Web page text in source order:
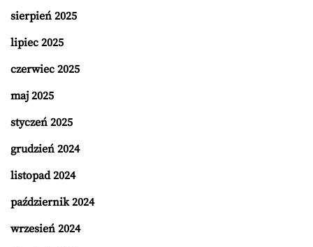
sierpień 2025
lipiec 2025
czerwiec 2025
maj 2025
styczeń 2025
grudzień 2024
listopad 2024
październik 2024
wrzesień 2024